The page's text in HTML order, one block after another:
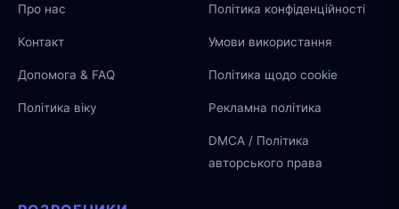
Про нас
Контакт
Допомога & FAQ
Політика віку
Політика конфіденційності
Умови використання
Політика щодо cookie
Рекламна політика
DMCA / Політика
авторського права